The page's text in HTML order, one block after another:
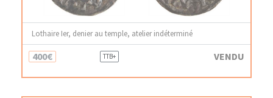
Lothaire Ier, denier au temple, atelier indéterminé
400€ TTB+ VENDU